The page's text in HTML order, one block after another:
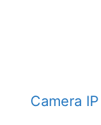
Camera